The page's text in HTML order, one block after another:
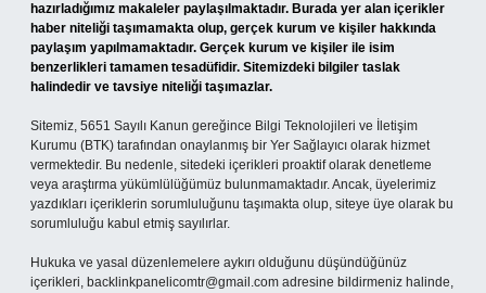
hazırladığımız makaleler paylaşılmaktadır. Burada yer alan içerikler
haber niteliği taşımamakta olup, gerçek kurum ve kişiler hakkında
paylaşım yapılmamaktadır. Gerçek kurum ve kişiler ile isim
benzerlikleri tamamen tesadüfidir. Sitemizdeki bilgiler taslak
halindedir ve tavsiye niteliği taşımazlar.
Sitemiz, 5651 Sayılı Kanun gereğince Bilgi Teknolojileri ve İletişim
Kurumu (BTK) tarafından onaylanmış bir Yer Sağlayıcı olarak hizmet
vermektedir. Bu nedenle, sitedeki içerikleri proaktif olarak denetleme
veya araştırma yükümlülüğümüz bulunmamaktadır. Ancak, üyelerimiz
yazdıkları içeriklerin sorumluluğunu taşımakta olup, siteye üye olarak bu
sorumluluğu kabul etmiş sayılırlar.
Hukuka ve yasal düzenlemelere aykırı olduğunu düşündüğünüz
içerikleri, backlinkpanelicomtr@gmail.com adresine bildirmeniz halinde,